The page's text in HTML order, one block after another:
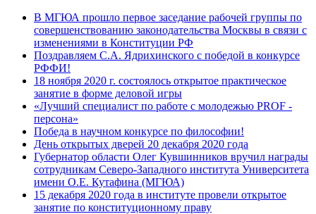
В МГЮА прошло первое заседание рабочей группы по
совершенствованию законодательства Москвы в связи с
изменениями в Конституции РФ
Поздравляем С.А. Ядрихинского с победой в конкурсе
РФФИ!
18 ноября 2020 г. состоялось открытое практическое
занятие в форме деловой игры
«Лучший специалист по работе с молодежью PROF -
персона»
Победа в научном конкурсе по философии!
День открытых дверей 20 декабря 2020 года
Губернатор области Олег Кувшинников вручил награды
сотрудникам Северо-Западного института Университета
имени О.Е. Кутафина (МГЮА)
15 декабря 2020 года в институте провели открытое
занятие по конституционному праву